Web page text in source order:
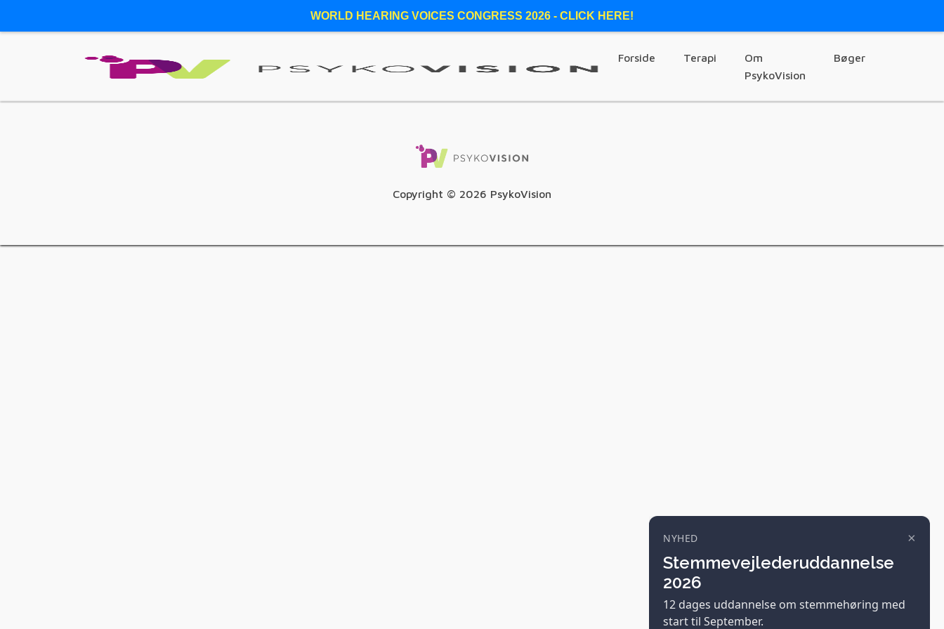
WORLD HEARING VOICES CONGRESS 2026 - CLICK HERE!
Forside Terapi
Om
PsykoVision
Bøger
Copyright © 2026 PsykoVision
NYHED ×
Stemmevejlederuddannelse
2026
12 dages uddannelse om stemmehøring med
start til September.